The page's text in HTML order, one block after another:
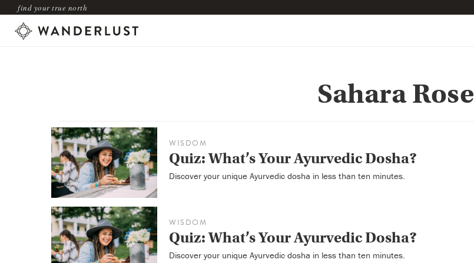
find your true north
Sahara Rose
WISDOM
Quiz: What’s Your Ayurvedic Dosha?
Discover your unique Ayurvedic dosha in less than ten minutes.
WISDOM
Quiz: What’s Your Ayurvedic Dosha?
Discover your unique Ayurvedic dosha in less than ten minutes.